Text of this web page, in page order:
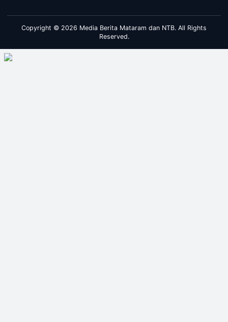
Copyright © 2026 Media Berita Mataram dan NTB. All Rights
Reserved.